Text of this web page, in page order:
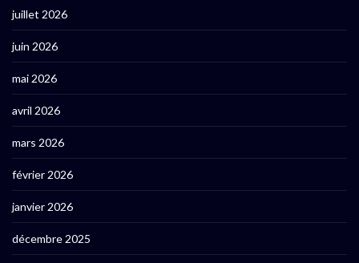
juillet 2026
juin 2026
mai 2026
avril 2026
mars 2026
février 2026
janvier 2026
décembre 2025